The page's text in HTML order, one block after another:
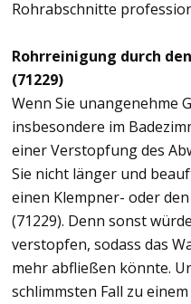
Rohrabschnitte
Rohrreinigung durch
(71229)
Wenn Sie unangenehme
insbesondere im
einer Verstopfung des
Sie nicht länger und
einen Klempner- oder
(71229). Denn sonst
verstopfen, sodass das
mehr abfließen könnte.
schlimmsten Fall zu